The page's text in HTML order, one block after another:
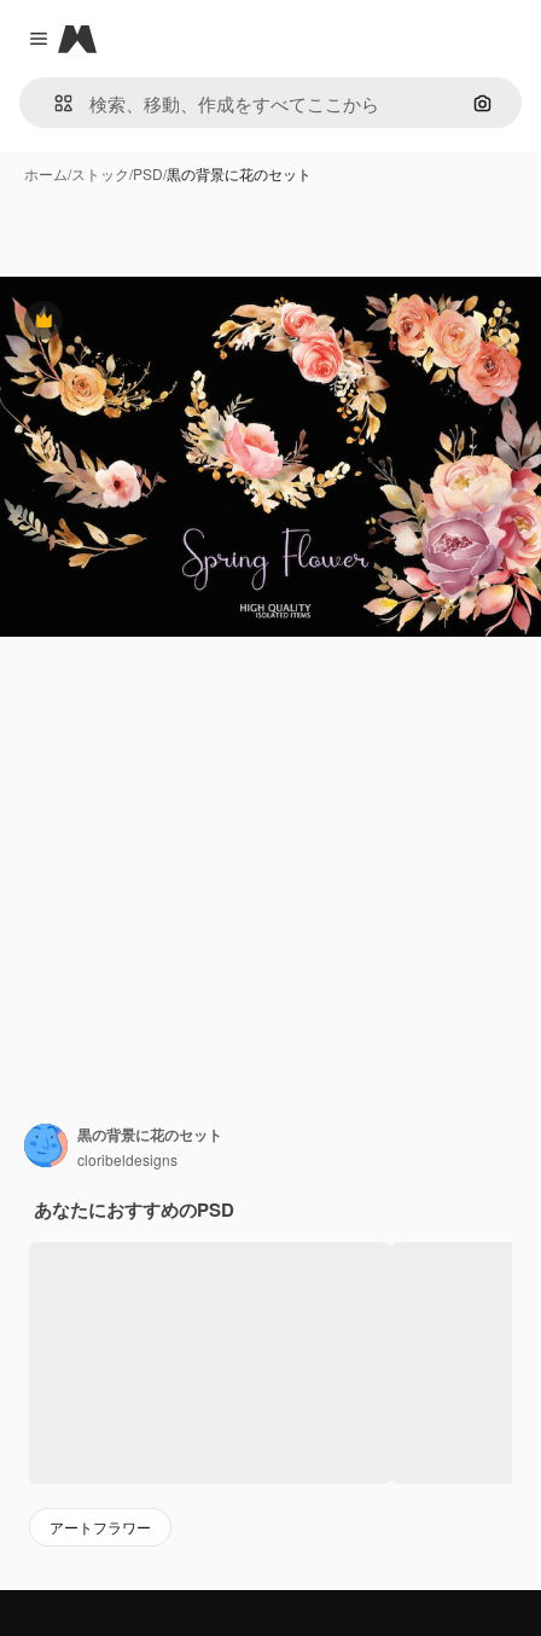
Close menu
Magnific
画像で
ホーム/ストック/PSD/黒の背景に花のセット
Premium
黒の背景に花のセット
cloribeldesigns
あなたにおすすめのPSD
アートフラワー